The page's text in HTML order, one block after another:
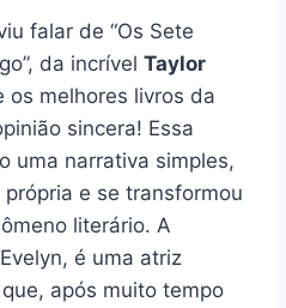
falar de “Os Sete
da incrível Taylor
os melhores livros da
sincera! Essa
uma narrativa simples,
e se transformou
literário. A
é uma atriz
após muito tempo